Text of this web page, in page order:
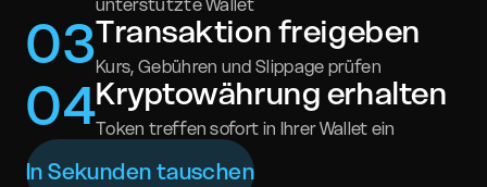
unterstützte Wallet
03Transaktion freigeben
Kurs, Gebühren und Slippage prüfen
04Kryptowährung erhalten
Token treffen sofort in Ihrer Wallet ein
In Sekunden tauschen